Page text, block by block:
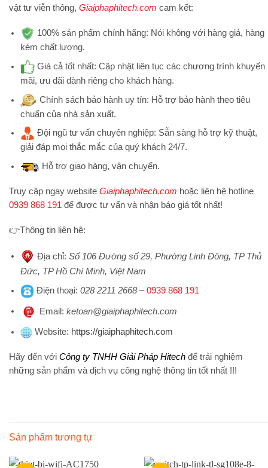
vật tư viễn thông, Giaiphaphitech.com cam kết:
100% sản phẩm chính hãng: Nói không với hàng giả, hàng
kém chất lượng.
Giá cả tốt nhất: Cập nhật liên tục các chương trình khuyến
mãi, ưu đãi dành riêng cho khách hàng.
Chính sách bảo hành uy tín: Hỗ trợ bảo hành theo tiêu
chuẩn của nhà sản xuất.
Đội ngũ tư vấn chuyên nghiệp: Sẵn sàng hỗ trợ kỹ thuật,
giải đáp mọi thắc mắc của quý khách 24/7.
Hỗ trợgiao hàng, vận chuyển.
Truy cập ngay website Giaiphaphitech.com hoặc liên hệ hotline
0939 868 191 để được tư vấn và nhận báo giá tốt nhất!
👉Thông tin liên hệ:
Địa chỉ: Số 106 Đường số 29, Phường Linh Đông, TP Thủ
Đức, TP Hồ Chí Minh, Việt Nam
Điện thoại: 028 2211 2668–0939 868 191
Email: ketoan@giaiphaphitech.com
Website: https://giaiphaphitech.com
Hãy đến với Công ty TNHH Giải Pháp Hitech để trải nghiệm
những sản phẩm và dịch vụ công nghệ thông tin tốt nhất !!!
Sản phẩm tương tự